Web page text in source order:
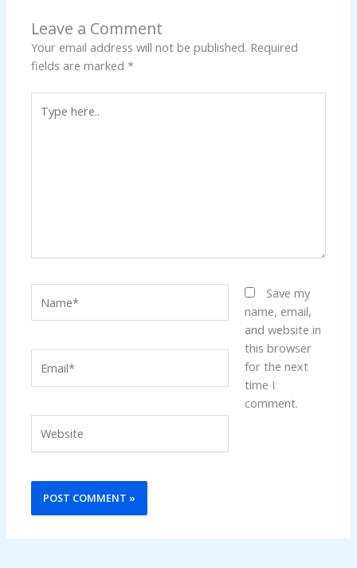
Leave a Comment
Your email address will not be published. Required
fields are marked*
here..
Save my
name, email,
and website in
this browser
for the next
time I
comment.